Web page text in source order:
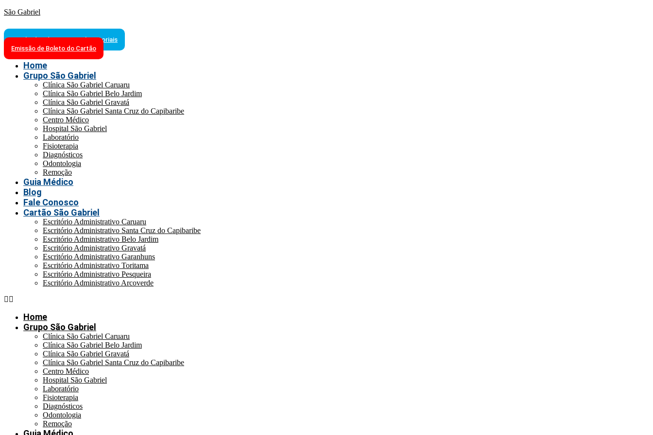
São Gabriel
Resultados de Exames Laboratoriais
Emissão de Boleto do Cartão
Home
Grupo São Gabriel
Clínica São Gabriel Caruaru
Clínica São Gabriel Belo Jardim
Clínica São Gabriel Gravatá
Clínica São Gabriel Santa Cruz do Capibaribe
Centro Médico
Hospital São Gabriel
Laboratório
Fisioterapia
Diagnósticos
Odontologia
Remoção
Guia Médico
Blog
Fale Conosco
Cartão São Gabriel
Escritório Administrativo Caruaru
Escritório Administrativo Santa Cruz do Capibaribe
Escritório Administrativo Belo Jardim
Escritório Administrativo Gravatá
Escritório Administrativo Garanhuns
Escritório Administrativo Toritama
Escritório Administrativo Pesqueira
Escritório Administrativo Arcoverde
Home
Grupo São Gabriel
Clínica São Gabriel Caruaru
Clínica São Gabriel Belo Jardim
Clínica São Gabriel Gravatá
Clínica São Gabriel Santa Cruz do Capibaribe
Centro Médico
Hospital São Gabriel
Laboratório
Fisioterapia
Diagnósticos
Odontologia
Remoção